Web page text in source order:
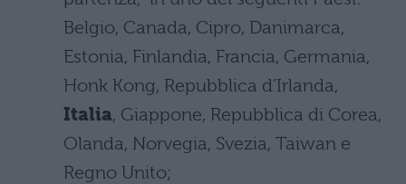
Belgio, Canada, Cipro, Danimarca,
Estonia, Finlandia, Francia, Germania,
Honk Kong, Repubblica d’Irlanda,
Italia, Giappone, Repubblica di Corea,
Olanda, Norvegia, Svezia, Taiwan e
Regno Unito;